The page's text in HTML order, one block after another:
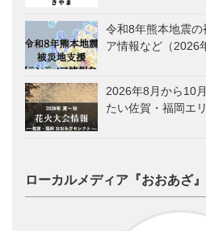
令和8年熊本地震の
ア情報など（2026
2026年8月から10
たい佐賀・福岡エ
ローカルメディア『おおあざ